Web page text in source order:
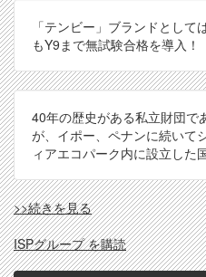
「テンビー」ブランドとし
もY9まで無試験合格を導入！
40年の歴史がある私立財団で
が、イポー、ペナンに続いて
ィアエコパーク内に設立した
TBY(SEP)
の
>>続きを見る
ISPグループ を購読